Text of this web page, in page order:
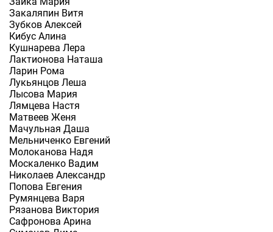
Закаляпин Витя
Зубков Алексей
Кибус Алина
Кушнарева Лера
Лактионова Наташа
Ларин Рома
Лукьянцов Леша
Лысова Мария
Лямцева Настя
Матвеев Женя
Мачульная Даша
Мельниченко Евгений
Молоканова Надя
Москаленко Вадим
Николаев Александр
Попова Евгения
Румянцева Варя
Рязанова Виктория
Сафронова Арина